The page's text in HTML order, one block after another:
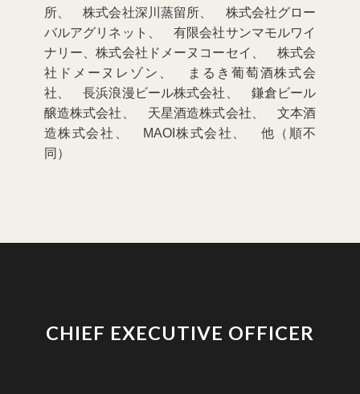
所、 株式会社深川蒸留所、 株式会社グロー
バルアグリネット、 有限会社サンマモルワイ
ナリー、株式会社ドメーヌコーセイ、 株式会
社ドメーヌレゾン、 まるき葡萄酒株式会
社、 長浜浪漫ビール株式会社、 鎌倉ビール
醸造株式会社、 天星酒造株式会社、 文本酒
造株式会社、 MAOI株式会社、 他（順不
同）
CHIEF EXECUTIVE OFFICER